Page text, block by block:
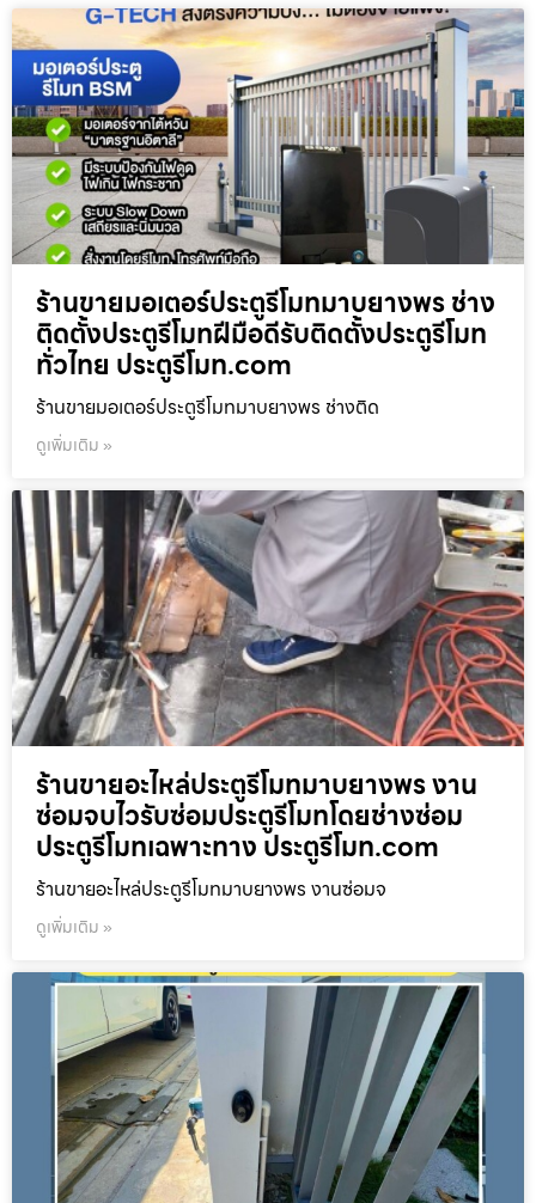
ร้านขายมอเตอร์ประตูรีโมทมาบยางพร ช่าง
ติดตั้งประตูรีโมทฝีมือดีรับติดตั้งประตูรีโมท
ทั่วไทย ประตูรีโมท.com
ร้านขายมอเตอร์ประตูรีโมทมาบยางพร ช่างติด
ดูเพิ่มเติม »
ร้านขายอะไหล่ประตูรีโมทมาบยางพร งาน
ซ่อมจบไวรับซ่อมประตูรีโมทโดยช่างซ่อม
ประตูรีโมทเฉพาะทาง ประตูรีโมท.com
ร้านขายอะไหล่ประตูรีโมทมาบยางพร งานซ่อมจ
ดูเพิ่มเติม »